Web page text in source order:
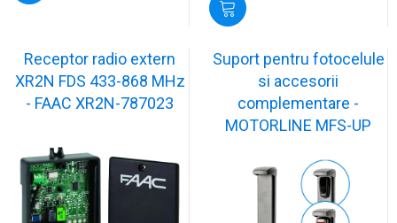
Receptor radio extern
XR2N FDS 433-868 MHz
- FAAC XR2N-787023
Suport pentru fotocelule
si accesorii
complementare -
MOTORLINE MFS-UP